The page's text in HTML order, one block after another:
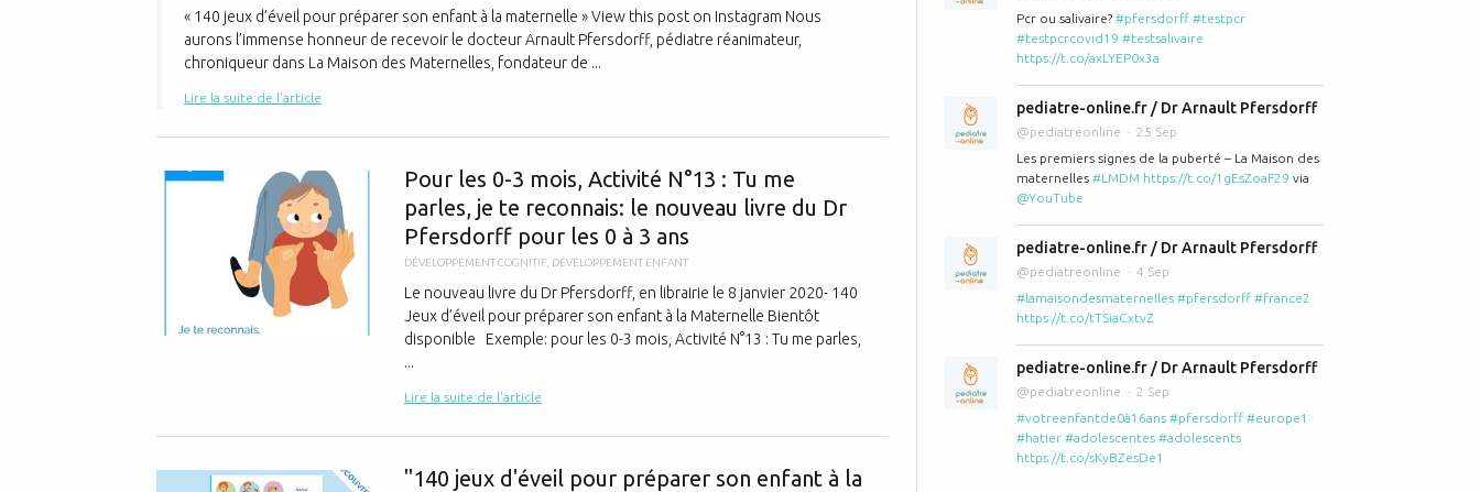
« 140 jeux d’éveil pour préparer son enfant à la maternelle » View this post on Instagram Nous
aurons l’immense honneur de recevoir le docteur Arnault Pfersdorff, pédiatre réanimateur,
chroniqueur dans La Maison des Maternelles, fondateur de ...
Lire la suite de l'article
Pour les 0-3 mois, Activité N°13 : Tu me
parles, je te reconnais: le nouveau livre du Dr
Pfersdorff pour les 0 à 3 ans
DÉVELOPPEMENT COGNITIF DÉVELOPPEMENT ENFANT
Le nouveau livre du Dr Pfersdorff, en librairie le 8 janvier 2020- 140
Jeux d’éveil pour préparer son enfant à la Maternelle Bientôt
disponible Exemple: pour les 0-3 mois, Activité N°13 : Tu me parles,
...
Lire la suite de l'article
Pour les 0-3 mois, Activité N°13 : Tu me parles, je te reconnais: le nouveau livre du
"140 jeux d'éveil pour préparer son enfant à la
"140 jeux d'éveil pour préparer son enfant à la maternelle", le nouveau livre du Dr
Pcr ou salivaire? #pfersdorff #testpcr
#testpcrcovid19 #testsalivaire
https://t.co/axLYEP0x3a
pediatre-online.fr / Dr Arnault Pfersdorff
@pediatreonline
25 Sep
Les premiers signes de la puberté – La Maison des
maternelles #LMDM https://t.co/1gEsZoaF29 via
@YouTube
pediatre-online.fr / Dr Arnault Pfersdorff
@pediatreonline
4 Sep
#lamaisondesmaternelles #pfersdorff #france2
https://t.co/tTSiaCxtvZ
pediatre-online.fr / Dr Arnault Pfersdorff
@pediatreonline
2 Sep
#votreenfantde0à16ans #pfersdorff #europe1
#hatier #adolescentes #adolescents
https://t.co/sKyBZesDe1